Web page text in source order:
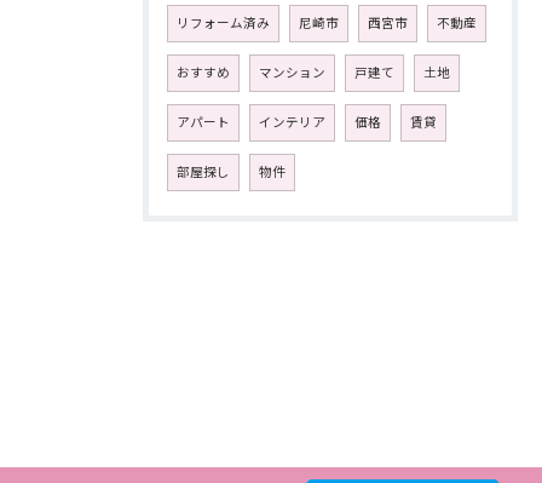
リフォーム済み 尼崎市 西宮市 不動産
おすすめ マンション 戸建て 土地
アパート インテリア 価格 賃貸
部屋探し 物件